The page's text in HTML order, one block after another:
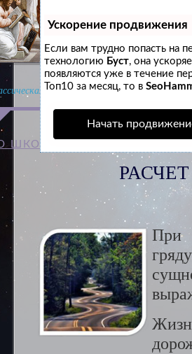
Индийская
ШКОЛАМ
Ускорение продвижения
Если вам трудно попасть на
технологию Буст, она
появляются уже в течение
Топ10 за месяц, то в
Начать
При